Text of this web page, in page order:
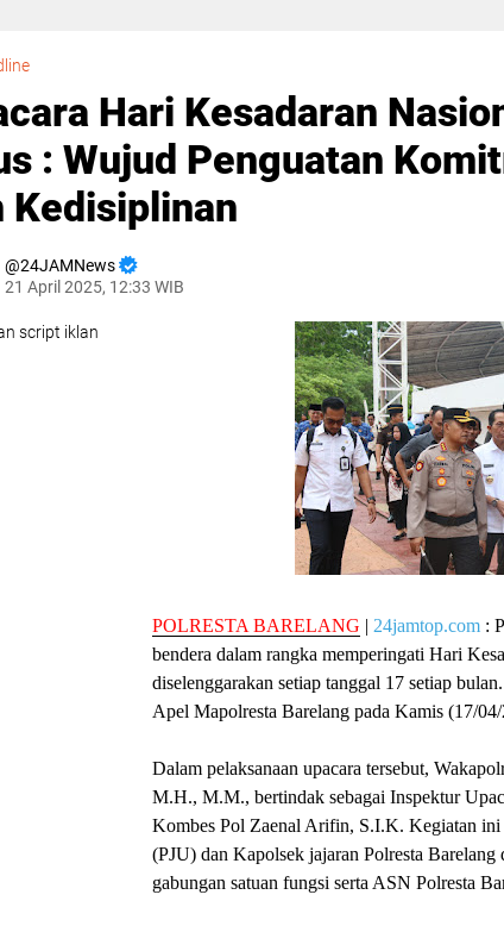
Hari Kesadaran
: Wujud Penguatan
Kedisiplinan
24JAMNews
21 April 2025, 12:33 WIB
script iklan
POLRESTA BARELANG | 24jamtop.com :
bendera dalam rangka memperingati Hari
diselenggarakan setiap tanggal 17 setiap
Apel Mapolresta Barelang pada Kamis (17/
Dalam pelaksanaan upacara tersebut,
M.H., M.M., bertindak sebagai Inspektur
Kombes Pol Zaenal Arifin, S.I.K. Kegiatan ini
(PJU) dan Kapolsek jajaran Polresta
gabungan satuan fungsi serta ASN Polresta